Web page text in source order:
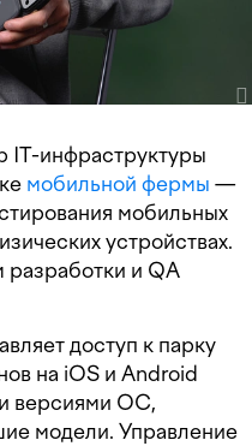
IT-инфраструктуры
мобильной фермы —
мобильных
устройствах.
и QA
доступ к парку
на iOS и Android
версиями ОС,
модели. Управление